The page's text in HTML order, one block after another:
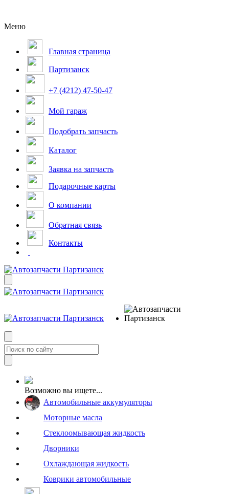
Меню
Главная страница
Партизанск
+7 (4212) 47-50-47
Мой гараж
Подобрать запчасть
Каталог
Заявка на запчасть
Подарочные карты
О компании
Обратная связь
Контакты
Возможно вы ищете...
Автомобильные аккумуляторы
Моторные масла
Стеклоомывающая жидкость
Дворники
Охлаждающая жидкость
Коврики автомобильные